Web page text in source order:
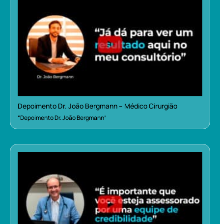
Depoimento Dr. João Bergmann – Médico Cirurgião
“Depoimento Dr. João Bergmann”